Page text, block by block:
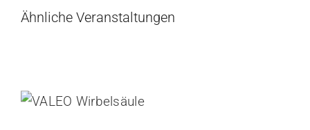
Ähnliche Veranstaltungen